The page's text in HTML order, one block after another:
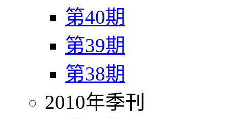
第40期
第39期
第38期
2010年季刊